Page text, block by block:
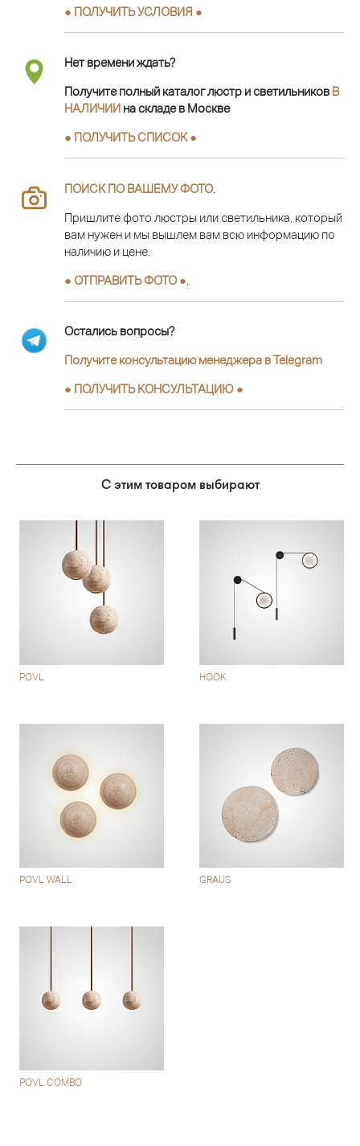
● ПОЛУЧИТЬ УСЛОВИЯ ●
Нет времени ждать?
Получите полный каталог люстр и светильников В
НАЛИЧИИ на складе в Москве
● ПОЛУЧИТЬ СПИСОК ●
ПОИСК ПО ВАШЕМУ ФОТО
Пришлите фото люстры или светильника, который
вам нужен и мы вышлем вам всю информацию по
наличию и цене.
● ОТПРАВИТЬ ФОТО ●
Остались вопросы?
Получите консультацию менеджера в Telegram
● ПОЛУЧИТЬ КОНСУЛЬТАЦИЮ ●
С этим товаром выбирают
POVL HOOK
POVL WALL GRAUS
POVL COMBO